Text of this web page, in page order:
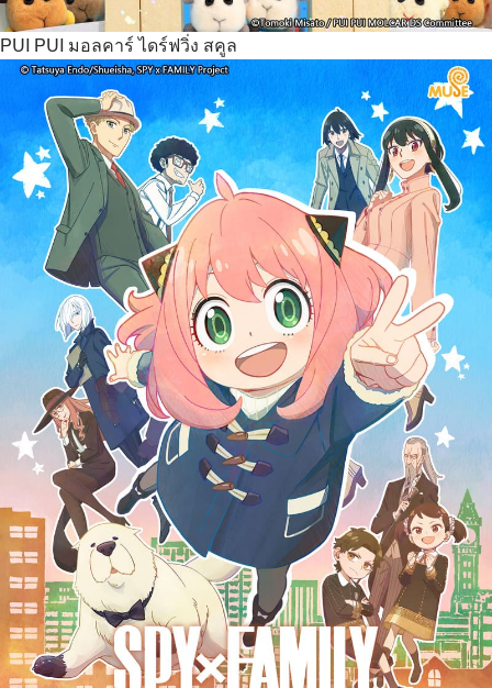
PUI PUI มอลคาร์ ไดร์ฟวิ่ง สคูล